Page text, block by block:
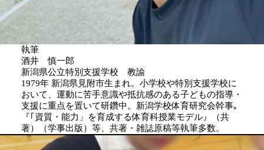
執筆
酒井 慎一郎
新潟県公立特別支援学校 教諭
1979年 新潟県見附市生まれ。小学校や特別支援学校に
おいて、運動に苦手意識や抵抗感のある子どもの指導・
支援に重点を置いて研鑽中。新潟学校体育研究会幹事｡
『｢資質・能力」を育成する体育科授業モデル』（共
著）（学事出版）等、共著・雑誌原稿等執筆多数。